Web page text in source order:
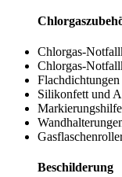
Chlorgas-
Chlorgas-
Flachdichtungen
Silikonfett und
Beschilderung